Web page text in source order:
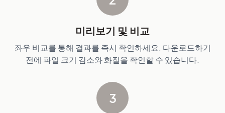
미리보기 및 비교
좌우 비교를 통해 결과를 즉시 확인하세요. 다운로드하기
전에 파일 크기 감소와 화질을 확인할 수 있습니다.
3